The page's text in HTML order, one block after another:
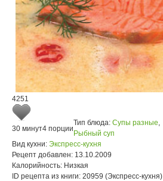
4251
30 минут4 порции
Тип блюда: Супы разные
Рыбный суп
Вид кухни: Экспресс-кухня
Рецепт добавлен: 13.10.2009
Калорийность: Низкая
ID рецепта из книги: 20959 (Экспресс-кухня)